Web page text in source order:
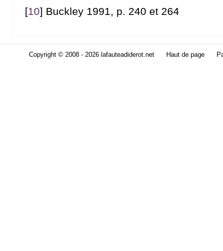
[10] Buckley 1991, p. 240 et 264
Copyright © 2008 - 2026 lafauteadiderot.net Haut de page